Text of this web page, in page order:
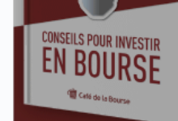
CATÉGORIES
SECTIONS